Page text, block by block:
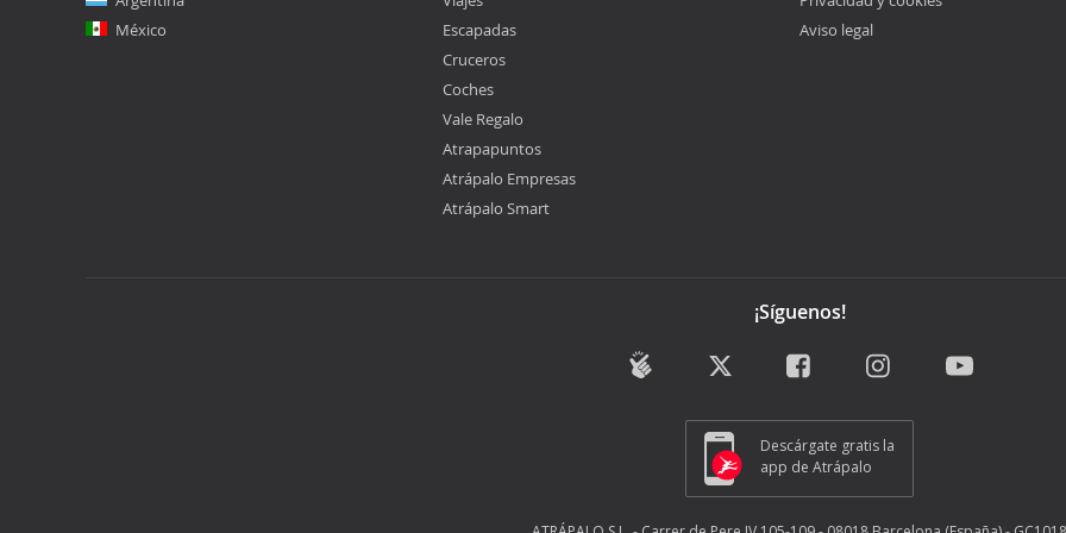
México
Escapadas
Cruceros
Coches
Vale Regalo
Atrapapuntos
Atrápalo Empresas
Atrápalo Smart
Aviso legal
¡Síguenos!
Descárgate gratis la
app de Atrápalo